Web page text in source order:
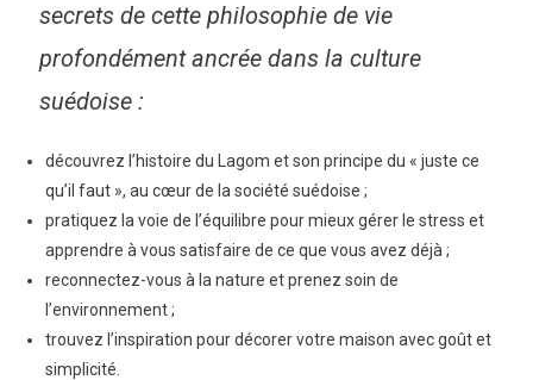
secrets de cette philosophie de vie
profondément ancrée dans la culture
suédoise :
découvrez l’histoire du Lagom et son principe du « juste ce
qu’il faut », au cœur de la société suédoise ;
pratiquez la voie de l’équilibre pour mieux gérer le stress et
apprendre à vous satisfaire de ce que vous avez déjà ;
reconnectez-vous à la nature et prenez soin de
l’environnement ;
trouvez l’inspiration pour décorer votre maison avec goût et
simplicité.